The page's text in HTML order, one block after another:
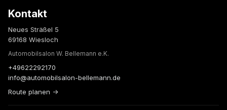
Kontakt
Neues Sträßel 5
69168 Wiesloch
Automobilsalon W. Bellemann e.K.
+49622292170
info@automobilsalon-bellemann.de
Route planen →